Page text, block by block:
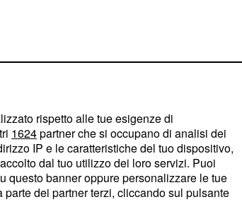
rispetto alle tue esigenze di
1624partner che si occupano di analisi dei
IP e le caratteristiche del tuo dispositivo,
dal tuo utilizzo dei loro servizi. Puoi
questo banner oppure personalizzare le tue
dei partner terzi, cliccando sul pulsante